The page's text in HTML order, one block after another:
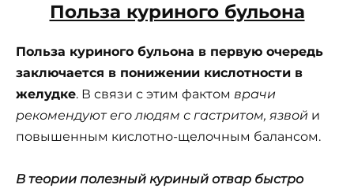
Польза куриного бульона
Польза куриного бульона в первую очередь
заключается в понижении кислотности в
желудке. В связи с этим фактом врачи
рекомендуют его людям с гастритом, язвой и
повышенным кислотно-щелочным балансом.
В теории полезный куриный отвар быстро